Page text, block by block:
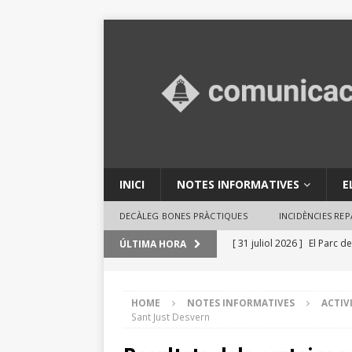
INICI NOTES INFORMATIVES
DECÀLEG BONES PRÀCTIQUES INCIDÈNCIES
ÚLTIMA HORA [ 31 juliol 2026 ] El Parc
[ 29 juliol 2026 ]
HOME NOTES INFORMATIVES
Sant Just Desvern